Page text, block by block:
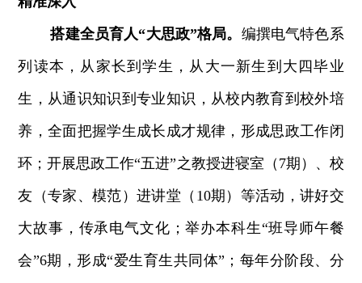
搭建全员育人“大思政”格局。 编撰电气特色系
列读本，从家长到学生，从大一新生到大四毕业
生，从通识知识到专业知识，从校内教育到校外培
养，全面把握学生成长成才规律，形成思政工作闭
环；开展思政工作“五进”之教授进寝室（7期）、校
友（专家、模范）进讲堂（10期）等活动，讲好交
大故事，传承电气文化；举办本科生“班导师午餐
会”6期，形成“爱生育生共同体”；每年分阶段、分